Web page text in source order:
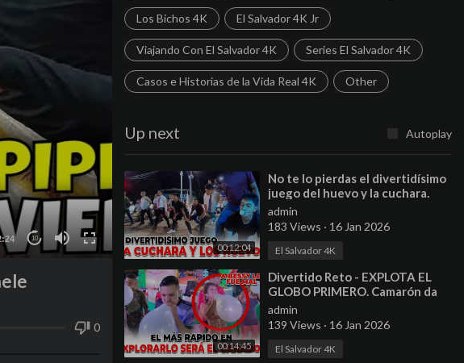
10
Los Bichos 4K El Salvador 4K Jr
Viajando Con El Salvador 4K Series El Salvador 4K
Casos e Historias de la Vida Real 4K Other
Up next Autoplay
00:12:04
⁣No te lo pierdas el divertidísimo
juego del huevo y la cuchara.
mira quienes fueron los
ganadores.
admin
183 Views · 16 Jan 2026
El Salvador 4K
00:14:45
⁣Divertido Reto - EXPLOTA EL
GLOBO PRIMERO. Camarón da
unas palabras para la Familia 4K.
admin
139 Views · 16 Jan 2026
El Salvador 4K
0